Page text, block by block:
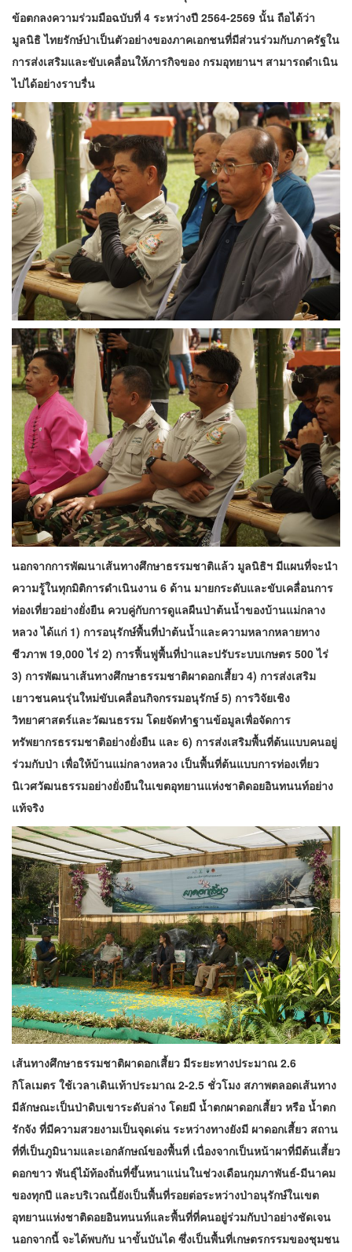
ข้อตกลงความร่วมมือฉบับที่ 4 ระหว่างปี 2564-2569 นั้น ถือได้ว่า
มูลนิธิ ไทยรักษ์ป่าเป็นตัวอย่างของภาคเอกชนที่มีส่วนร่วมกับภาครัฐใน
การส่งเสริมและขับเคลื่อนให้ภารกิจของ กรมอุทยานฯ สามารถดำเนิน
ไปได้อย่างราบรื่น
นอกจากการพัฒนาเส้นทางศึกษาธรรมชาติแล้ว มูลนิธิฯ มีแผนที่จะนำ
ความรู้ในทุกมิติการดำเนินงาน 6 ด้าน มายกระดับและขับเคลื่อนการ
ท่องเที่ยวอย่างยั่งยืน ควบคู่กับการดูแลผืนป่าต้นน้ำของบ้านแม่กลาง
หลวง ได้แก่ 1) การอนุรักษ์พื้นที่ป่าต้นน้ำและความหลากหลายทาง
ชีวภาพ 19,000 ไร่ 2) การฟื้นฟูพื้นที่ป่าและปรับระบบเกษตร 500 ไร่
3) การพัฒนาเส้นทางศึกษาธรรมชาติผาดอกเสี้ยว 4) การส่งเสริม
เยาวชนคนรุ่นใหม่ขับเคลื่อนกิจกรรมอนุรักษ์ 5) การวิจัยเชิง
วิทยาศาสตร์และวัฒนธรรม โดยจัดทำฐานข้อมูลเพื่อจัดการ
ทรัพยากรธรรมชาติอย่างยั่งยืน และ 6) การส่งเสริมพื้นที่ต้นแบบคนอยู่
ร่วมกับป่า เพื่อให้บ้านแม่กลางหลวง เป็นพื้นที่ต้นแบบการท่องเที่ยว
นิเวศวัฒนธรรมอย่างยั่งยืนในเขตอุทยานแห่งชาติดอยอินทนนท์อย่าง
แท้จริง
เส้นทางศึกษาธรรมชาติผาดอกเสี้ยว มีระยะทางประมาณ 2.6
กิโลเมตร ใช้เวลาเดินเท้าประมาณ 2-2.5 ชั่วโมง สภาพตลอดเส้นทาง
มีลักษณะเป็นป่าดิบเขาระดับล่าง โดยมี น้ำตกผาดอกเสี้ยว หรือ น้ำตก
รักจัง ที่มีความสวยงามเป็นจุดเด่น ระหว่างทางยังมี ผาดอกเสี้ยว สถาน
ที่ที่เป็นภูมินามและเอกลักษณ์ของพื้นที่ เนื่องจากเป็นหน้าผาที่มีต้นเสี้ยว
ดอกขาว พันธุ์ไม้ท้องถิ่นที่ขึ้นหนาแน่นในช่วงเดือนกุมภาพันธ์-มีนาคม
ของทุกปี และบริเวณนี้ยังเป็นพื้นที่รอยต่อระหว่างป่าอนุรักษ์ในเขต
อุทยานแห่งชาติดอยอินทนนท์และพื้นที่ที่คนอยู่ร่วมกับป่าอย่างชัดเจน
นอกจากนี้ จะได้พบกับ นาขั้นบันได ซึ่งเป็นพื้นที่เกษตรกรรมของชุมชน